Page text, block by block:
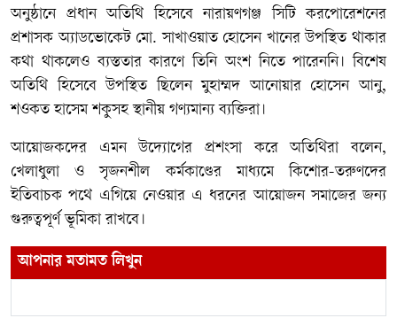
অনুষ্ঠানে প্রধান অতিথি হিসেবে নারায়ণগঞ্জ সিটি করপোরেশনের
প্রশাসক অ্যাডভোকেট মো. সাখাওয়াত হোসেন খানের উপস্থিত থাকার
কথা থাকলেও ব্যস্ততার কারণে তিনি অংশ নিতে পারেননি। বিশেষ
অতিথি হিসেবে উপস্থিত ছিলেন মুহাম্মদ আনোয়ার হোসেন আনু,
শওকত হাসেম শকুসহ স্থানীয় গণ্যমান্য ব্যক্তিরা।
আয়োজকদের এমন উদ্যোগের প্রশংসা করে অতিথিরা বলেন,
খেলাধুলা ও সৃজনশীল কর্মকাণ্ডের মাধ্যমে কিশোর-তরুণদের
ইতিবাচক পথে এগিয়ে নেওয়ার এ ধরনের আয়োজন সমাজের জন্য
গুরুত্বপূর্ণ ভূমিকা রাখবে।
আপনার মতামত লিখুন